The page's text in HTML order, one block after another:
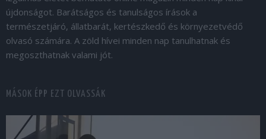
újdonságot. Barátságos és tanulságos írások a
természetjáró, állatbarát, kertészkedő és környezetvédő
olvasó számára. A zöld hívei minden nap tanulhatnak és
megoszthatnak valami jót.
MÁSOK ÉPP EZT OLVASSÁK